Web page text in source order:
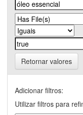
Retornar valores
Adicionar filtros:
Utilizar filtros para